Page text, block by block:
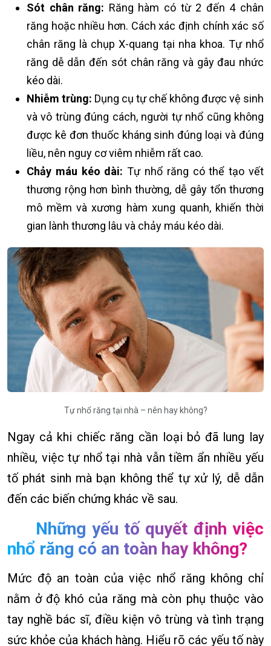
Sót chân răng: Răng hàm có từ 2 đến 4 chân
răng hoặc nhiều hơn. Cách xác định chính xác số
chân răng là chụp X-quang tại nha khoa. Tự nhổ
răng dễ dẫn đến sót chân răng và gây đau nhức
kéo dài.
Nhiễm trùng: Dụng cụ tự chế không được vệ sinh
và vô trùng đúng cách, người tự nhổ cũng không
được kê đơn thuốc kháng sinh đúng loại và đúng
liều, nên nguy cơ viêm nhiễm rất cao.
Chảy máu kéo dài: Tự nhổ răng có thể tạo vết
thương rộng hơn bình thường, dễ gây tổn thương
mô mềm và xương hàm xung quanh, khiến thời
gian lành thương lâu và chảy máu kéo dài.
Tự nhổ răng tại nhà – nên hay không?
Ngay cả khi chiếc răng cần loại bỏ đã lung lay
nhiều, việc tự nhổ tại nhà vẫn tiềm ẩn nhiều yếu
tố phát sinh mà bạn không thể tự xử lý, dễ dẫn
đến các biến chứng khác về sau.
Những yếu tố quyết định việc
nhổ răng có an toàn hay không?
Mức độ an toàn của việc nhổ răng không chỉ
nằm ở độ khó của răng mà còn phụ thuộc vào
tay nghề bác sĩ, điều kiện vô trùng và tình trạng
sức khỏe của khách hàng. Hiểu rõ các yếu tố này